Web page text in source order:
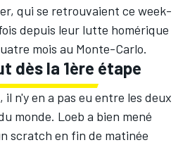
, qui se retrouvaient ce week-
depuis leur lutte homérique
mois au Monte-Carlo.
dès la 1ère étape
n'y en a pas eu entre les deux
monde. Loeb a bien mené
scratch en fin de matinée